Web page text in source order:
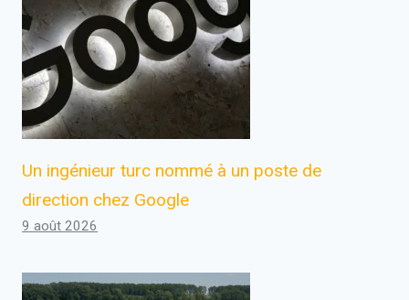
Un ingénieur turc nommé à un poste de
direction chez Google
9 août 2026